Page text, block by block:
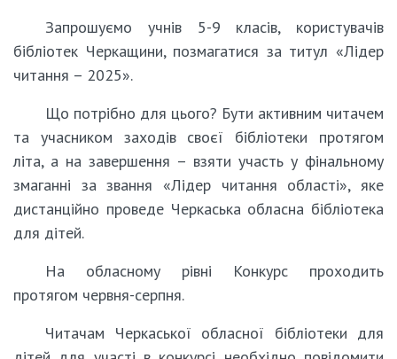
Запрошуємо учнів 5-9 класів, користувачів
бібліотек Черкащини, позмагатися за титул «Лідер
читання – 2025».
Що потрібно для цього? Бути активним читачем
та учасником заходів своєї бібліотеки протягом
літа, а на завершення – взяти участь у фінальному
змаганні за звання «Лідер читання області», яке
дистанційно проведе Черкаська обласна бібліотека
для дітей.
На обласному рівні Конкурс проходить
протягом червня-серпня.
Читачам Черкаської обласної бібліотеки для